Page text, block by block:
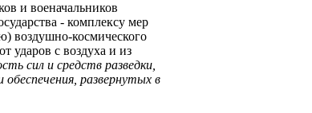
и военачальников
- комплексу мер
воздушно-космического
ударов с воздуха и из
сил и средств разведки,
развернутых в